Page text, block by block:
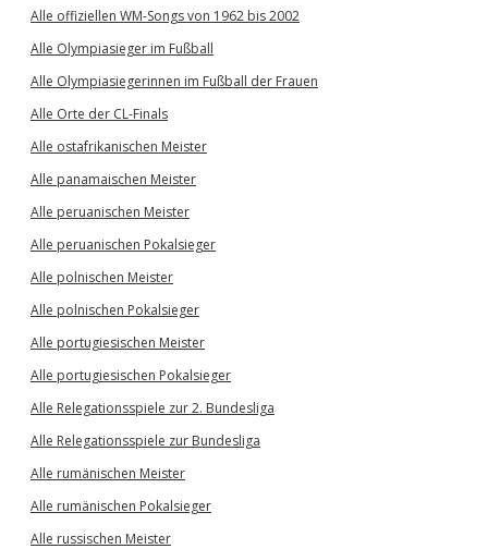
Alle offiziellen WM-Songs von 1962 bis 2002
Alle Olympiasieger im Fußball
Alle Olympiasiegerinnen im Fußball der Frauen
Alle Orte der CL-Finals
Alle ostafrikanischen Meister
Alle panamaischen Meister
Alle peruanischen Meister
Alle peruanischen Pokalsieger
Alle polnischen Meister
Alle polnischen Pokalsieger
Alle portugiesischen Meister
Alle portugiesischen Pokalsieger
Alle Relegationsspiele zur 2. Bundesliga
Alle Relegationsspiele zur Bundesliga
Alle rumänischen Meister
Alle rumänischen Pokalsieger
Alle russischen Meister